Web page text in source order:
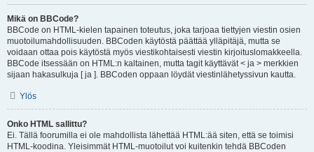
Mikä on BBCode?
BBCode on HTML-kielen tapainen toteutus, joka tarjoaa tiettyjen viestin osien
muotoilumahdollisuuden. BBCoden käytöstä päättää ylläpitäjä, mutta se
voidaan ottaa pois käytöstä myös viestikohtaisesti viestin kirjoituslomakkeella.
BBCode itsessään on HTML:n kaltainen, mutta tagit käyttävät < ja > merkkien
sijaan hakasulkuja [ ja ]. BBCoden oppaan löydät viestinlähetyssivun kautta.
Ylös
Onko HTML sallittu?
Ei. Tällä foorumilla ei ole mahdollista lähettää HTML:ää siten, että se toimisi
HTML-koodina. Yleisimmät HTML-muotoilut voi kuitenkin tehdä BBCoden